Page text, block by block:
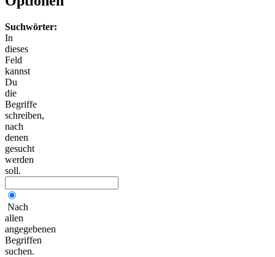
Suchwörter:
In
dieses
Feld
kannst
Du
die
Begriffe
schreiben,
nach
denen
gesucht
werden
soll.
Nach
allen
angegebenen
Begriffen
suchen.